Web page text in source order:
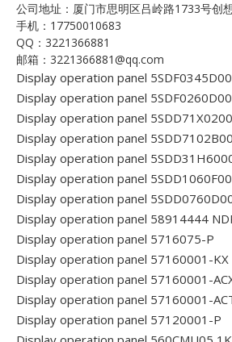
公司地址：厦门市思明区吕岭路1733号创
手机：17750010683
QQ：3221366881
邮箱：3221366881@qq.com
Display operation panel
Display operation panel
Display operation panel 5SDD71X0200
Display operation panel
Display operation panel
Display operation panel
Display operation panel
Display operation panel 58914444
Display operation panel 5716075-P
Display operation panel 57160001-KX
Display operation panel 57160001-
Display operation panel 57160001-
Display operation panel 57120001-P